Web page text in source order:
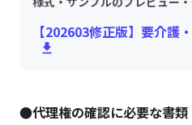
【202603修正版】要介
●代理権の確認に必要な書類